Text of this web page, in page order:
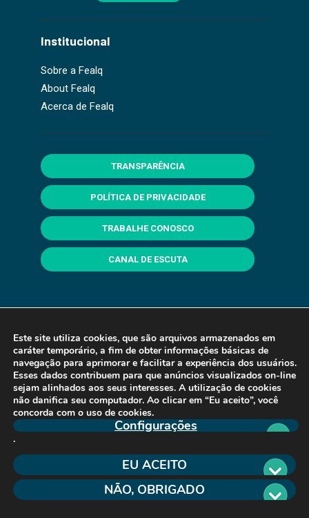
Institucional
Sobre a Fealq
About Fealq
Acerca de Fealq
TRANSPARÊNCIA
POLÍTICA DE PRIVACIDADE
TRABALHE CONOSCO
CANAL DE ESCUTA
Copyright © 2026 Fealq. Desenvolvido e Hospedado
poreCliente Tecnologia
Este site utiliza cookies, que são arquivos armazenados em
caráter temporário, a fim de obter informações básicas de
navegação para aprimorar e facilitar a experiência dos usuários.
Esses dados contribuem para que anúncios visualizados on-line
sejam alinhados aos seus interesses. A utilização de cookies
não danifica seu computador. Ao clicar em “Eu aceito”, você
concorda com o uso de cookies.
Configurações
.
EU ACEITO
NÃO, OBRIGADO